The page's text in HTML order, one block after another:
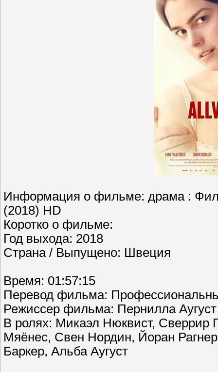
Информация о фильме: драма :
(2018) HD
Коротко о фильме:
Год выхода: 2018
Страна / Выпущено: Швеция
Время: 01:57:15
Перевод фильма:
Режиссер фильма: Пернилла Аугуст
В ролях: Микаэл Нюквист, Сверрир
Мяёнес, Свен Нордин, Йоран
Баркер, Альба Аугуст